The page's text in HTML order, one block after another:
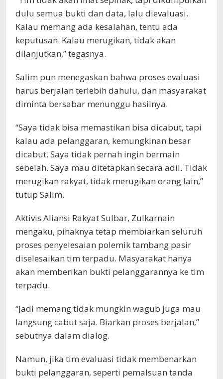
dulu semua bukti dan data, lalu dievaluasi.
Kalau memang ada kesalahan, tentu ada
keputusan. Kalau merugikan, tidak akan
dilanjutkan,” tegasnya.
Salim pun menegaskan bahwa proses evaluasi
harus berjalan terlebih dahulu, dan masyarakat
diminta bersabar menunggu hasilnya.
“Saya tidak bisa memastikan bisa dicabut, tapi
kalau ada pelanggaran, kemungkinan besar
dicabut. Saya tidak pernah ingin bermain
sebelah. Saya mau ditetapkan secara adil. Tidak
merugikan rakyat, tidak merugikan orang lain,”
tutup Salim.
Aktivis Aliansi Rakyat Sulbar, Zulkarnain
mengaku, pihaknya tetap membiarkan seluruh
proses penyelesaian polemik tambang pasir
diselesaikan tim terpadu. Masyarakat hanya
akan memberikan bukti pelanggarannya ke tim
terpadu.
“Jadi memang tidak mungkin wagub juga mau
langsung cabut saja. Biarkan proses berjalan,”
sebutnya dalam dialog.
Namun, jika tim evaluasi tidak membenarkan
bukti pelanggaran, seperti pemalsuan tanda